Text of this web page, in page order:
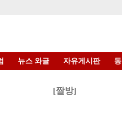
뉴스 와글 자유게시판
[짤방]